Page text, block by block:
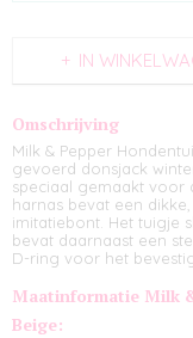
IN
Omschrijving
Milk & Pepper
gevoerd donsjack
speciaal gemaakt voor
harnas bevat een
imitatiebont. Het tuigje
bevat daarnaast een
D-ring voor het
Maatinformatie Milk
Beige: